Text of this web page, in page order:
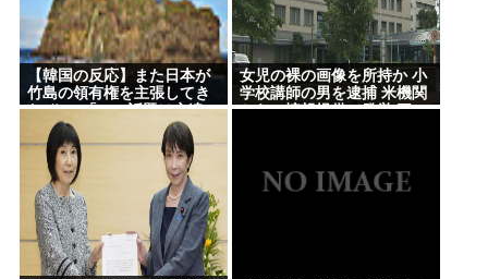
【韓国の反応】また日本が
竹島の領有権を主張してき
たぞ → 「この話題は永遠に
終わらないな」「日本政府
の支持率が落ちてきた時点
でこの手のニュースが出る
のは予想できた」
女児の裸の画像を所持か 小
学校講師の男を逮捕 米機関
からの情報提供で発覚 三